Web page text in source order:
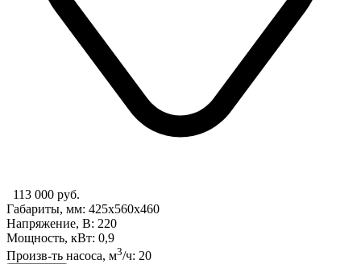
113 000 руб.
Габариты, мм: 425x560x460
Напряжение, В: 220
Мощность, кВт: 0,9
Произв-ть насоса, м3/ч: 20